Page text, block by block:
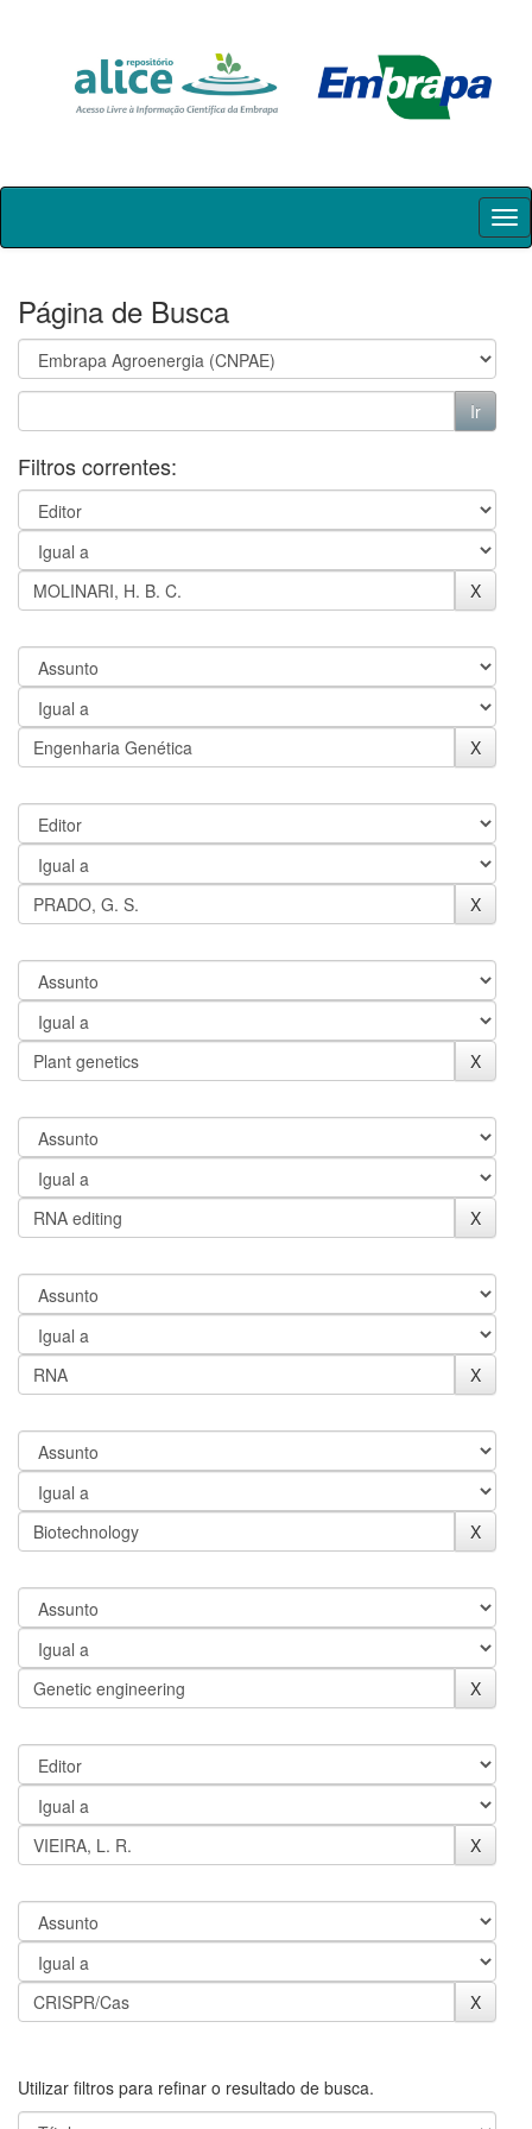
Skip
Página de Busca
Filtros correntes:
Utilizar filtros para refinar o resultado de busca.